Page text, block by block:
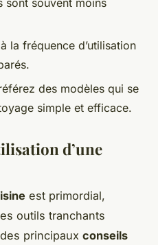
la fréquence d’utilisation
des modèles qui se
simple et efficace.
d’une
est primordial,
outils tranchants
principaux conseils